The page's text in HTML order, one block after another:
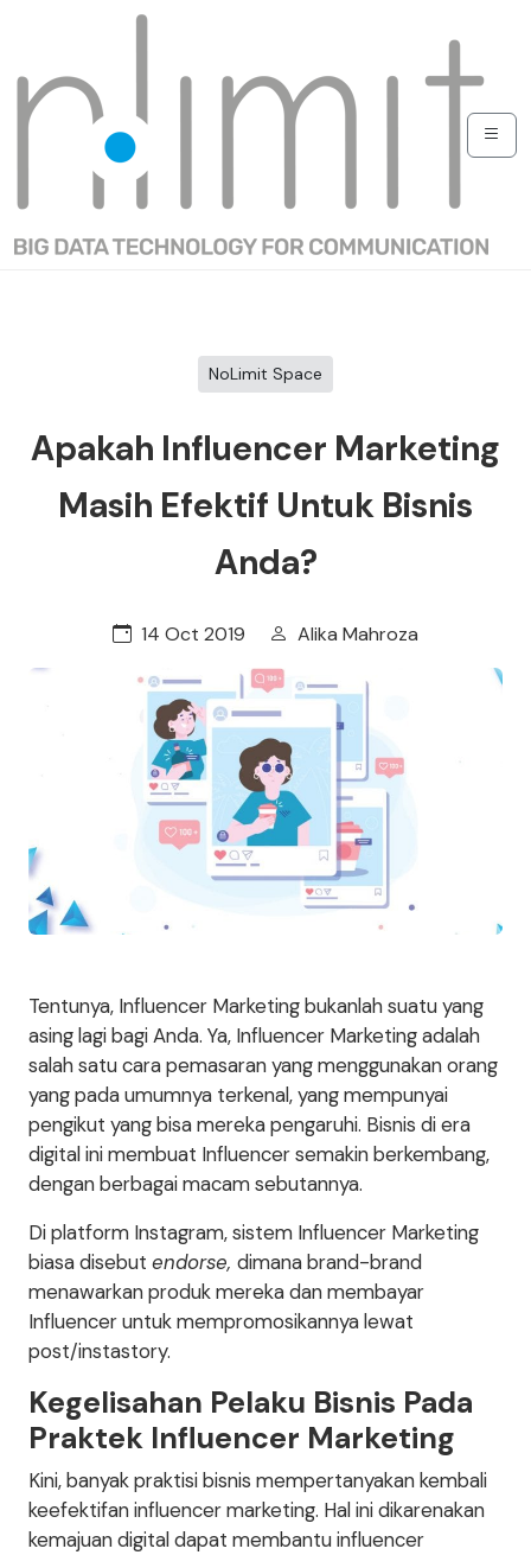
NoLimit Space
Apakah Influencer Marketing
Masih Efektif Untuk Bisnis
Anda?
14 Oct 2019 Alika Mahroza
Tentunya, Influencer Marketing bukanlah suatu yang
asing lagi bagi Anda. Ya, Influencer Marketing adalah
salah satu cara pemasaran yang menggunakan orang
yang pada umumnya terkenal, yang mempunyai
pengikut yang bisa mereka pengaruhi. Bisnis di era
digital ini membuat Influencer semakin berkembang,
dengan berbagai macam sebutannya.
Di platform Instagram, sistem Influencer Marketing
biasa disebut endorse, dimana brand-brand
menawarkan produk mereka dan membayar
Influencer untuk mempromosikannya lewat
post/instastory.
Kegelisahan Pelaku Bisnis Pada
Praktek Influencer Marketing
Kini, banyak praktisi bisnis mempertanyakan kembali
keefektifan influencer marketing. Hal ini dikarenakan
kemajuan digital dapat membantu influencer